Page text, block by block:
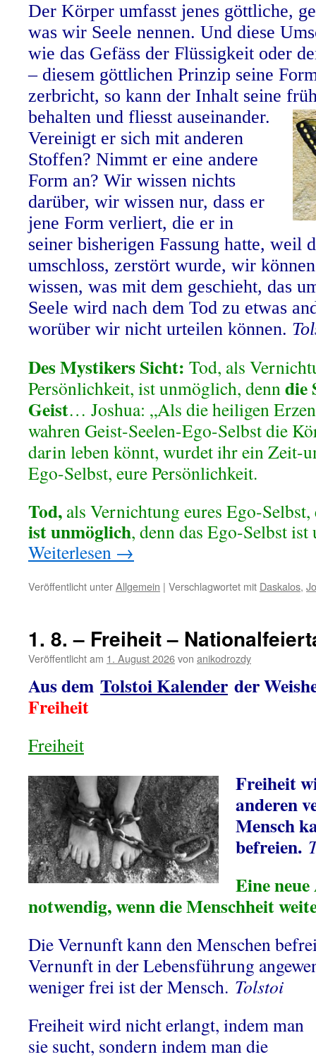
Der Körper umfasst jenes göttliche,
was wir Seele nennen. Und diese
wie das Gefäss der Flüssigkeit oder
– diesem göttlichen Prinzip seine
zerbricht, so kann der Inhalt seine
behalten und fliesst auseinander.
Vereinigt er sich mit anderen
Stoffen? Nimmt er eine andere
Form an? Wir wissen nichts
darüber, wir wissen nur, dass er
jene Form verliert, die er in
seiner bisherigen Fassung hatte, weil
umschloss, zerstört wurde, wir
wissen, was mit dem geschieht, das
Seele wird nach dem Tod zu etwas
worüber wir nicht urteilen können.
Des Mystikers Sicht: Tod, als
Persönlichkeit, ist unmöglich, denndie
Geist… Joshua: „Als die heiligen
wahren Geist-Seelen-Ego-Selbst die
darin leben könnt, wurdet ihr ein Zeit-
Ego-Selbst, eure Persönlichkeit.
Tod, als Vernichtung eures Ego-
ist unmöglich, denn das Ego-Selbst
Weiterlesen →
Veröffentlicht unterAllgemein | Verschlagwortet mit Daskalos,
1. 8. – Freiheit –
Veröffentlicht am 1. August 2026von anikodrozdy
Aus dem Tolstoi Kalender der
Freiheit
Freiheit
Freiheit
anderen
Mensch
befreien.
Eine
notwendig, wenn die Menschheit
Die Vernunft kann den Menschen
Vernunft in der Lebensführung
weniger frei ist der Mensch. Tolstoi
Freiheit wird nicht erlangt, indem man
sie sucht, sondern indem man die